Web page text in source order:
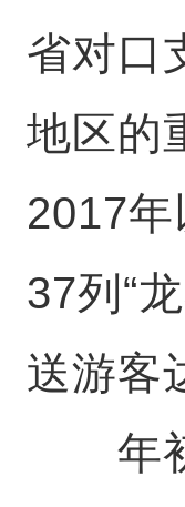
省对口
地区的
2017
37列“
送游客
年初